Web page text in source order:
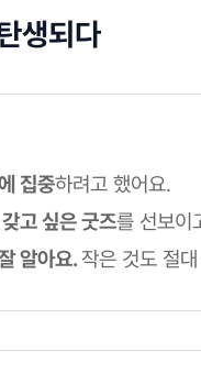
생되다
집중하려고 했어요.
고 싶은 굿즈를 선보이
알아요.작은 것도 절